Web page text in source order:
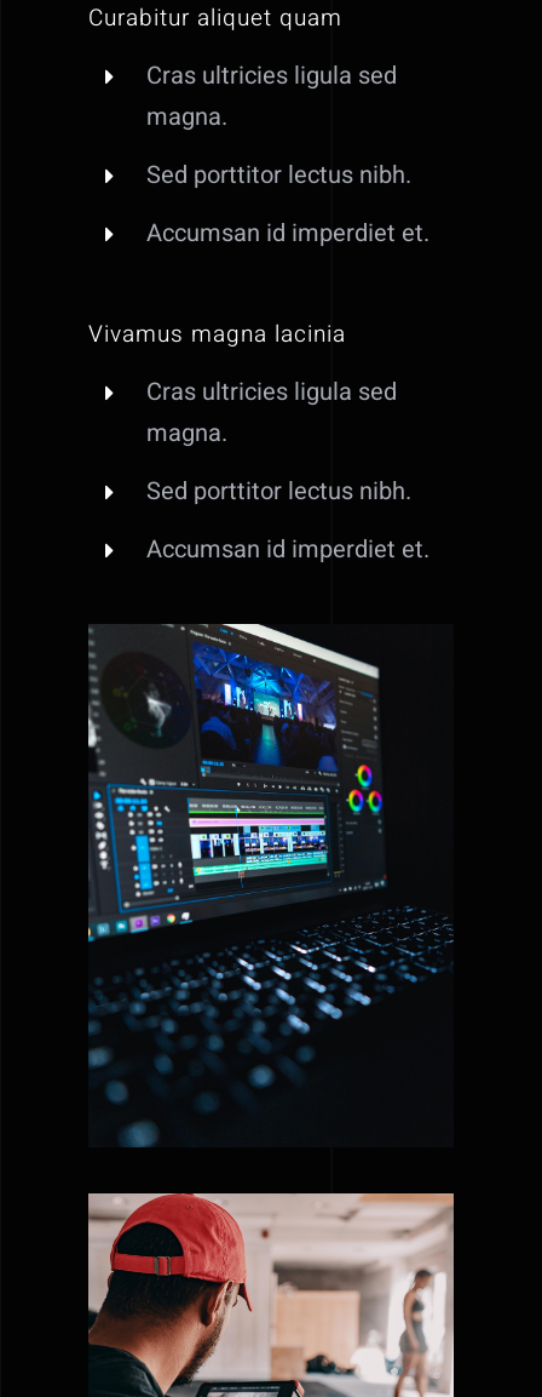
Curabitur aliquet quam
Cras ultricies ligula sed
magna.
Sed porttitor lectus nibh.
Accumsan id imperdiet et.
Vivamus magna lacinia
Cras ultricies ligula sed
magna.
Sed porttitor lectus nibh.
Accumsan id imperdiet et.